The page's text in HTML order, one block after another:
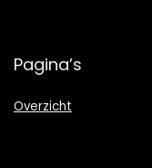
Pagina’s
Overzicht